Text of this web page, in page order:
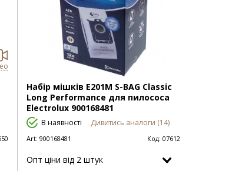
Набір мішків E201M S-BAG Classic
Long Performance для пилососа
Electrolux 900168481
В наявності Дивитись аналоги (14)
Art: 900168481 Код: 07612
Опт цiни від 2 штук